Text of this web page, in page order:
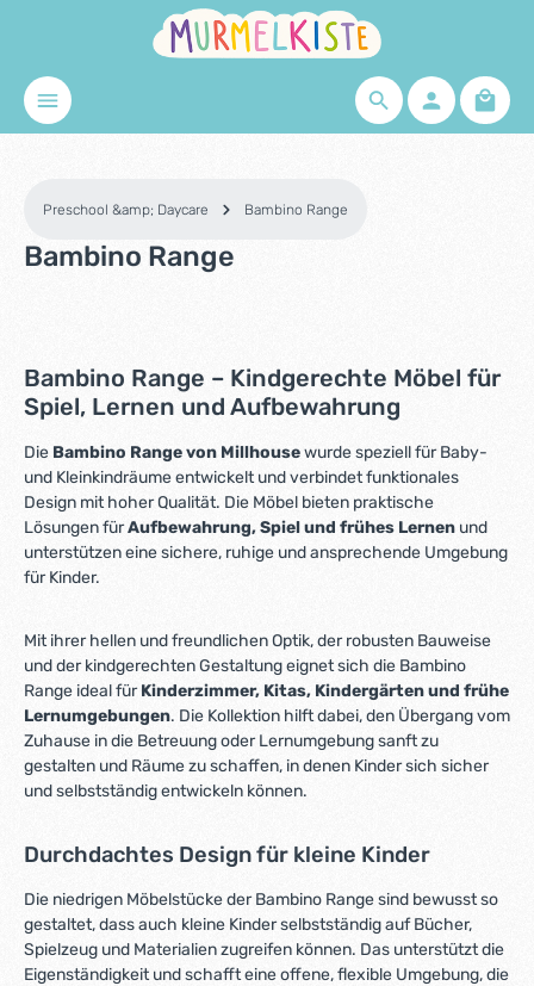
Skip to main content
Preschool &amp; Daycare Bambino Range
Bambino Range
Bambino Range – Kindgerechte Möbel für
Spiel, Lernen und Aufbewahrung
Die Bambino Range von Millhousewurde speziell für Baby-
und Kleinkindräume entwickelt und verbindet funktionales
Design mit hoher Qualität. Die Möbel bieten praktische
Lösungen fürAufbewahrung, Spiel und frühes Lernen und
unterstützen eine sichere, ruhige und ansprechende Umgebung
für Kinder.
Mit ihrer hellen und freundlichen Optik, der robusten Bauweise
und der kindgerechten Gestaltung eignet sich die Bambino
Range ideal fürKinderzimmer, Kitas, Kindergärten und frühe
Lernumgebungen. Die Kollektion hilft dabei, den Übergang vom
Zuhause in die Betreuung oder Lernumgebung sanft zu
gestalten und Räume zu schaffen, in denen Kinder sich sicher
und selbstständig entwickeln können.
Durchdachtes Design für kleine Kinder
Die niedrigen Möbelstücke der Bambino Range sind bewusst so
gestaltet, dass auch kleine Kinder selbstständig auf Bücher,
Spielzeug und Materialien zugreifen können. Das unterstützt die
Eigenständigkeit und schafft eine offene, flexible Umgebung, die